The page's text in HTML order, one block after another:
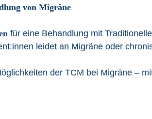
von Migräne
für eine Behandlung mit
leidet an Migräne oder
der TCM bei Migräne –